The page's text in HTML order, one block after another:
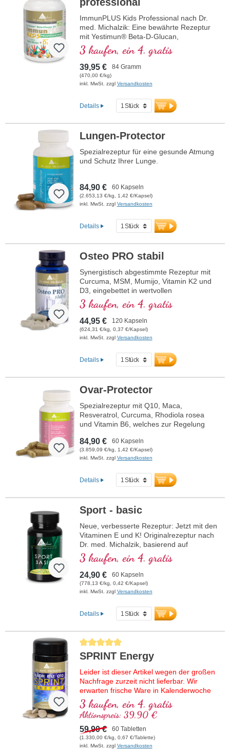
ImmunPLUS Kids Professional nach Dr.
med. Michalzik: Eine bewährte Rezeptur
mit Yestimun® Beta-D-Glucan,
natürlichem Vitamin C aus Bio-Acerola,
veganem Vitamin D3 und organisch
gebundenem Zink. Unterstützt das
Immunsystem gezielt und sicher – speziell
für Kinder entwickelt. Enthält zusätzlich
Inulin verbessert die Darmflora. Von
Ärzten entwickelt. Aluminiumfreie
Angenehmer Geschmack, perfekt
einrührbar in Saft, Joghurt, Milch, Wasser
oder direkt einnehmen.
Kids Professional
3 kaufen, ein 4. gratis
39,95 € 84 Gramm
(470,00 €/kg)
inkl. MwSt. zzgl Versandkosten
Details
Lungen-Protector
Spezialrezeptur für eine gesunde Atmung
und Schutz Ihrer Lunge.
84,90 € 60 Kapseln
(2.653,13 €/kg, 1,42 €/Kapsel)
inkl. MwSt. zzgl Versandkosten
Details
Osteo PRO stabil
Synergistisch abgestimmte Rezeptur mit
Curcuma, MSM, Mumijo, Vitamin K2 und
D3, eingebettet in wertvollen
Phospholipiden. Sango-Koralle mit
Magnesium und Calcium, welches zum
Erhalt normaler Knochen beiträgt.
3 kaufen, ein 4. gratis
44,95 € 120 Kapseln
(624,31 €/kg, 0,37 €/Kapsel)
inkl. MwSt. zzgl Versandkosten
Details
Ovar-Protector
Spezialrezeptur mit Q10, Maca,
Resveratrol, Curcuma, Rhodiola rosea
und Vitamin B6, welches zur Regelung
84,90 € 60 Kapseln
(3.859,09 €/kg, 1,42 €/Kapsel)
inkl. MwSt. zzgl Versandkosten
Details
Sport - basic
Neue, verbesserte Rezeptur: Jetzt mit den
Vitaminen E und K! Originalrezeptur nach
Dr. med. Michalzik, basierend auf
modernster wissenschaftlicher Forschung.
B-Vitamine 2, 6, 12 und Folsäure in
bioaktiver Form.
3 kaufen, ein 4. gratis
24,90 € 60 Kapseln
(778,13 €/kg, 0,42 €/Kapsel)
inkl. MwSt. zzgl Versandkosten
Details
Durchschnittliche Bewertung von 5 von 5 Sternen
SPRINT Energy
Leider ist dieser Artikel wegen der großen
Nachfrage zurzeit nicht lieferbar. Wir
erwarten frische Ware in Kalenderwoche
37/2026.
Hochwertige Rezeptur mit NADH,
bioaktivem Vitamin B12, Coenzym Q10
und veganem Vitamin D3. Als Sublingual-
Tablette zur Aufnahme schon über die
3 kaufen, ein 4. gratis
Aktionspreis: 39,90 €
59,90 € 60 Tabletten
(1.330,00 €/kg, 0,67 €/Tablette)
inkl. MwSt. zzgl Versandkosten